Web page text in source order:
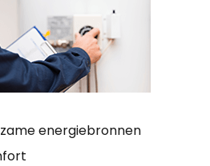
energiebronnen